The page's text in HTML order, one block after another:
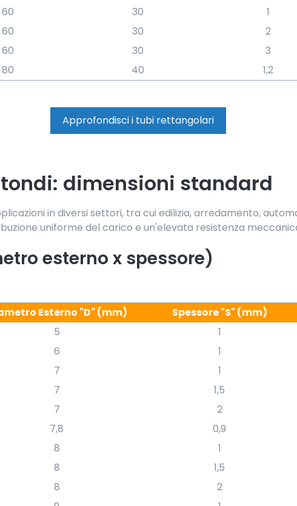
60 30 1
60 30 2
60 30 3
80 40 1,2
Approfondisci i tubi rettangolari
dimensioni standard
in diversi settori, tra cui edilizia, arredamento,
uniforme del carico e un'elevata resistenza
esterno x spessore)
Esterno "D" (mm) Spessore "S" (mm)
5 1
6 1
7 1
7 1,5
7 2
7,8 0,9
8 1
8 1,5
8 2